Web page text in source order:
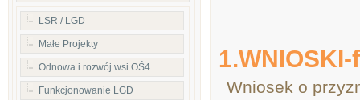
LSR / LGD
Małe Projekty
Odnowa i rozwój wsi OŚ4
Funkcjonowanie LGD
Wniosek o